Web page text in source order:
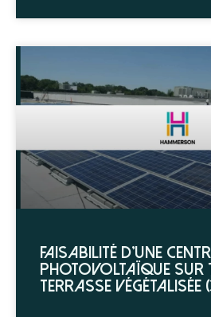
Faisabilité d’une
photovoltaïque sur
terrasse végétalisée